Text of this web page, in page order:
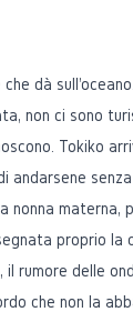
dà
non ci sono
Tokiko
andarsene
nonna materna,
proprio la
rumore delle
che non la